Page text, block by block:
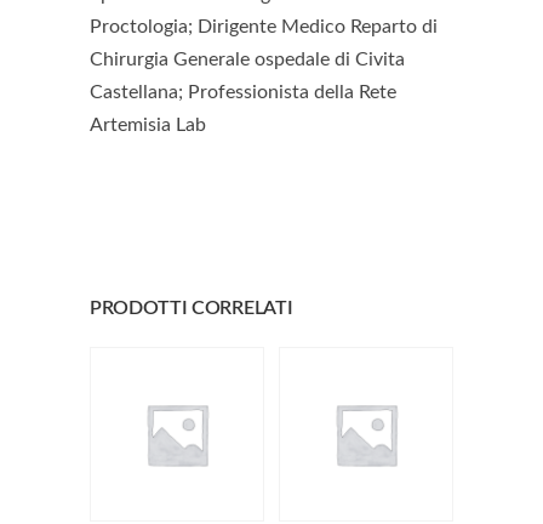
Proctologia; Dirigente Medico Reparto di
Chirurgia Generale ospedale di Civita
Castellana; Professionista della Rete
Artemisia Lab
PRODOTTI CORRELATI